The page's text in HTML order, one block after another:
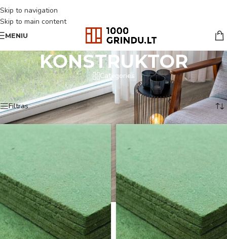
Skip to navigation
Skip to main content
MENIU
KONSTRUKTOR
Categories
Pradžia/KONSTRUKTOR Rodomi visi rezultatai: 3
Filtras